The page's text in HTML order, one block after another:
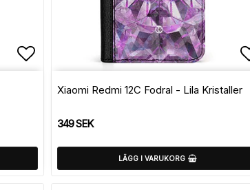
Lägg till i favoritlistan
Xiaomi Redmi 12C Fodral - Lila Kristaller
349 SEK
LÄGG I VARUKORG